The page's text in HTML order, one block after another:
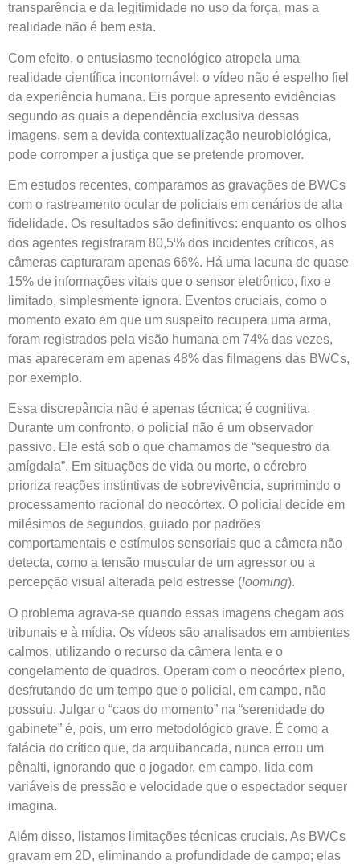
transparência e da legitimidade no uso da força, mas a
realidade não é bem esta.
Com efeito, o entusiasmo tecnológico atropela uma
realidade científica incontornável: o vídeo não é espelho fiel
da experiência humana. Eis porque apresento evidências
segundo as quais a dependência exclusiva dessas
imagens, sem a devida contextualização neurobiológica,
pode corromper a justiça que se pretende promover.
Em estudos recentes, comparamos as gravações de BWCs
com o rastreamento ocular de policiais em cenários de alta
fidelidade. Os resultados são definitivos: enquanto os olhos
dos agentes registraram 80,5% dos incidentes críticos, as
câmeras capturaram apenas 66%. Há uma lacuna de quase
15% de informações vitais que o sensor eletrônico, fixo e
limitado, simplesmente ignora. Eventos cruciais, como o
momento exato em que um suspeito recupera uma arma,
foram registrados pela visão humana em 74% das vezes,
mas apareceram em apenas 48% das filmagens das BWCs,
por exemplo.
Essa discrepância não é apenas técnica; é cognitiva.
Durante um confronto, o policial não é um observador
passivo. Ele está sob o que chamamos de “sequestro da
amígdala”. Em situações de vida ou morte, o cérebro
prioriza reações instintivas de sobrevivência, suprimindo o
processamento racional do neocórtex. O policial decide em
milésimos de segundos, guiado por padrões
comportamentais e estímulos sensoriais que a câmera não
detecta, como a tensão muscular de um agressor ou a
percepção visual alterada pelo estresse (looming).
O problema agrava-se quando essas imagens chegam aos
tribunais e à mídia. Os vídeos são analisados em ambientes
calmos, utilizando o recurso da câmera lenta e o
congelamento de quadros. Operam com o neocórtex pleno,
desfrutando de um tempo que o policial, em campo, não
possuiu. Julgar o “caos do momento” na “serenidade do
gabinete” é, pois, um erro metodológico grave. É como a
falácia do crítico que, da arquibancada, nunca errou um
pênalti, ignorando que o jogador, em campo, lida com
variáveis de pressão e velocidade que o espectador sequer
imagina.
Além disso, listamos limitações técnicas cruciais. As BWCs
gravam em 2D, eliminando a profundidade de campo; elas